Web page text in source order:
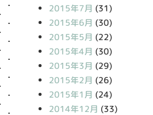
2015年7月 (31)
2015年6月 (30)
2015年5月 (22)
2015年4月 (30)
2015年3月 (29)
2015年2月 (26)
2015年1月 (24)
2014年12月 (33)